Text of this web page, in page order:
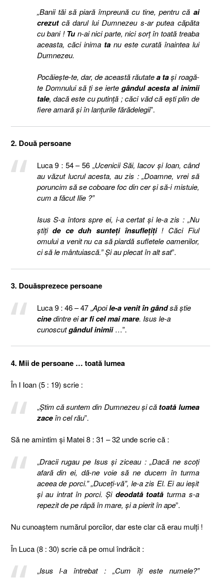
„Banii tăi să piară împreună cu tine, pentru că ai
crezutcă darul lui Dumnezeu s-ar putea căpăta
cu bani !Tun-ai nici parte, nici sorţ în toată treaba
aceasta, căci inima tanu este curată înaintea lui
Dumnezeu.
Pocăieşte-te, dar, de această răutatea taşi roagă-
te Domnului să ţi se ierte gândul acesta al inimii
tale, dacă este cu putinţă ; căci văd că eşti plin de
fiere amară şi în lanţurile fărădelegii”.
2. Două persoane
Luca 9 : 54 – 56 „Ucenicii Săi, Iacov şi Ioan, când
au văzut lucrul acesta, au zis : „Doamne, vrei să
poruncim să se coboare foc din cer şi să-i mistuie,
cum a făcut Ilie ?”
Isus S-a întors spre ei, i-a certat şi le-a zis : „Nu
ştiţide ce duh sunteţi însufleţiţi! Căci Fiul
omului a venit nu ca să piardă sufletele oamenilor,
ci să le mântuiască.” Şi au plecat în alt sat”.
3. Douăsprezece persoane
Luca 9 : 46 – 47 „Apoile-a venit în gândsă ştie
cinedintre eiar fi cel mai mare. Isus le-a
cunoscutgândul inimii…”.
4. Mii de persoane … toată lumea
În I Ioan (5 : 19) scrie :
„Ştim că suntem din Dumnezeu şi că toată lumea
zaceîn cel rău”.
Să ne amintim şi Matei 8 : 31 – 32 unde scrie că :
„Dracii rugau pe Isus şi ziceau : „Dacă ne scoţi
afară din ei, dă-ne voie să ne ducem în turma
aceea de porci.” „Duceţi-vă”, le-a zis El. Ei au ieşit
şi au intrat în porci. Şi deodată toată turma s-a
repezit de pe râpă în mare, şi a pierit în ape”.
Nu cunoaştem numărul porcilor, dar este clar că erau mulţi !
În Luca (8 : 30) scrie că pe omul îndrăcit :
„Isus l-a întrebat : „Cum îţi este numele?”